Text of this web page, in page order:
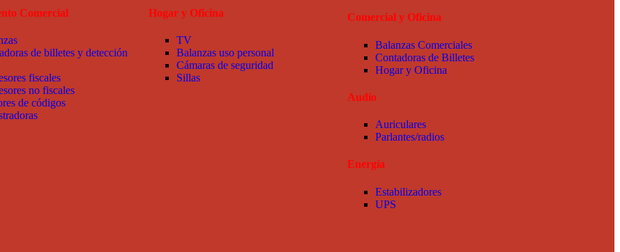
Comercial
de billetes y detección
fiscales
no fiscales
de códigos
Hogar y Oficina
TV
Balanzas uso personal
Cámaras de seguridad
Sillas
Comercial y Oficina
Balanzas Comerciales
Contadoras de Billetes
Hogar y Oficina
Audio
Auriculares
Parlantes/radios
Energía
Estabilizadores
UPS